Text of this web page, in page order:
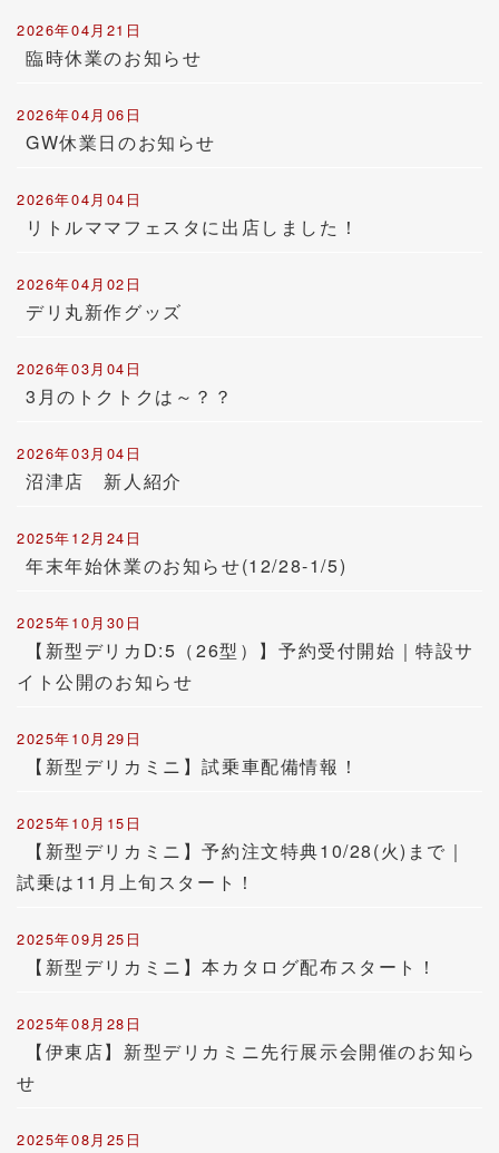
2026年04月21日
臨時休業のお知らせ
2026年04月06日
GW休業日のお知らせ
2026年04月04日
リトルママフェスタに出店しました！
2026年04月02日
デリ丸新作グッズ
2026年03月04日
3月のトクトクは～？？
2026年03月04日
沼津店 新人紹介
2025年12月24日
年末年始休業のお知らせ(12/28-1/5)
2025年10月30日
【新型デリカD:5（26型）】予約受付開始｜特設サ
イト公開のお知らせ
2025年10月29日
【新型デリカミニ】試乗車配備情報！
2025年10月15日
【新型デリカミニ】予約注文特典10/28(火)まで｜
試乗は11月上旬スタート！
2025年09月25日
【新型デリカミニ】本カタログ配布スタート！
2025年08月28日
【伊東店】新型デリカミニ先行展示会開催のお知ら
せ
2025年08月25日